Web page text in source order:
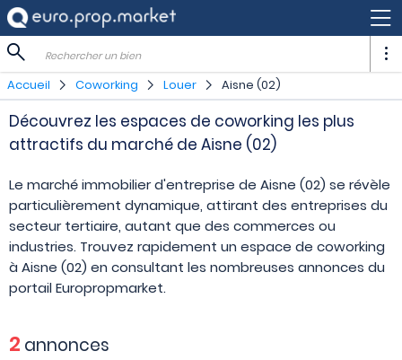
Rechercher un bien
Accueil Coworking Louer Aisne (02)
Découvrez les espaces de coworking les plus
attractifs du marché de Aisne (02)
Le marché immobilier d'entreprise de Aisne (02) se révèle
particulièrement dynamique, attirant des entreprises du
secteur tertiaire, autant que des commerces ou
industries. Trouvez rapidement un espace de coworking
à Aisne (02) en consultant les nombreuses annonces du
portail Europropmarket.
2 annonces